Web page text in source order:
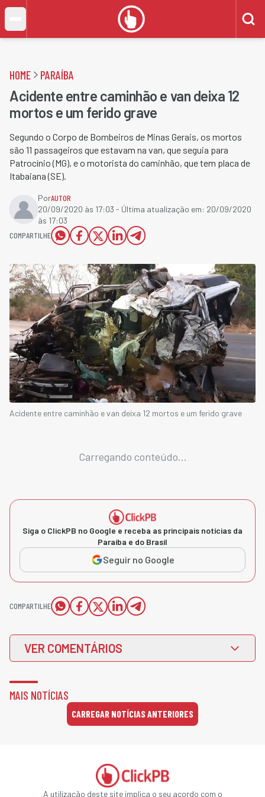
HOME PARAÍBA
Acidente entre caminhão e van deixa 12
mortos e um ferido grave
Segundo o Corpo de Bombeiros de Minas Gerais, os mortos
são 11 passageiros que estavam na van, que seguia para
Patrocínio (MG), e o motorista do caminhão, que tem placa de
Itabaiana (SE).
PorAUTOR
20/09/2020 às 17:03 - Última atualização em: 20/09/2020
às 17:03
COMPARTILHE
Acidente entre caminhão e van deixa 12 mortos e um ferido grave
Carregando conteúdo...
Siga o ClickPB no Google e receba as principais notícias da
Paraíba e do Brasil
Seguir no Google
COMPARTILHE
VER COMENTÁRIOS
MAIS NOTÍCIAS
CARREGAR NOTÍCIAS ANTERIORES
A utilização deste site implica o seu acordo com o